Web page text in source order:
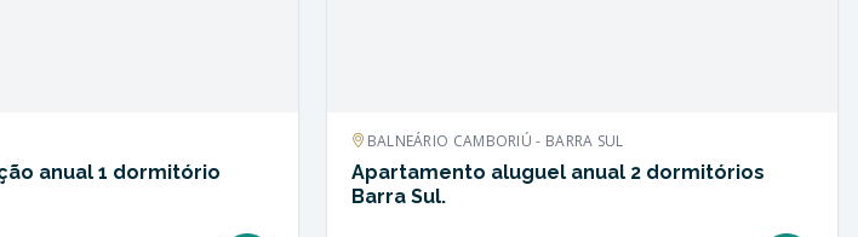
anual 1 dormitório
BALNEÁRIO CAMBORIÚ - BARRA SUL
Apartamento aluguel anual 2 dormitórios
Barra Sul.